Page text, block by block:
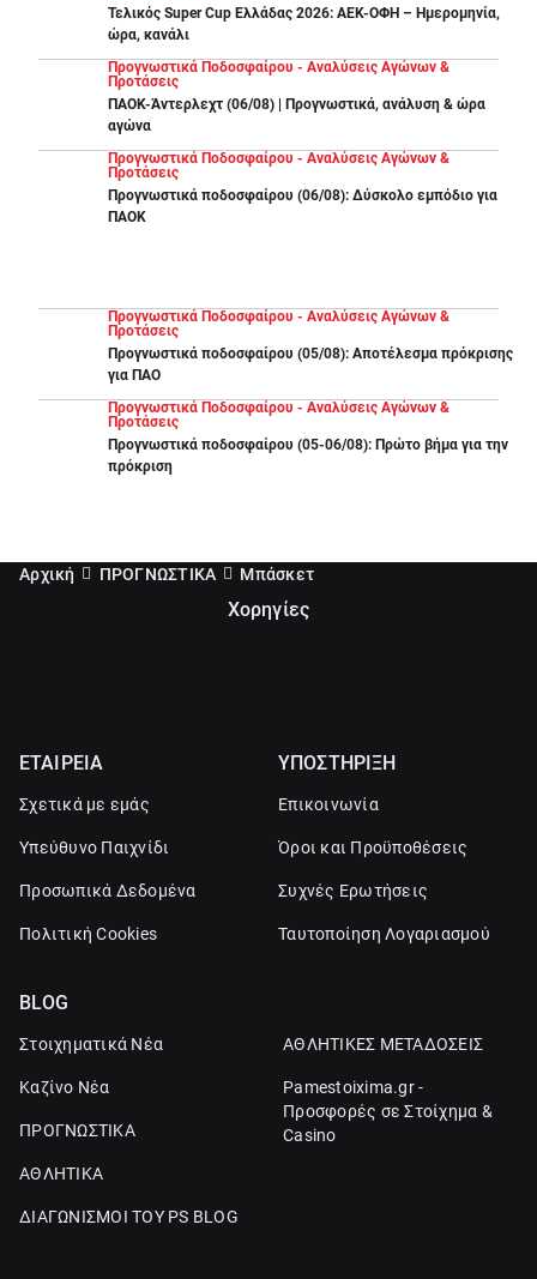
Τελικός Super Cup Ελλάδας 2026: ΑΕΚ-ΟΦΗ – Ημερομηνία,
ώρα, κανάλι
Προγνωστικά Ποδοσφαίρου - Αναλύσεις Αγώνων &
Προτάσεις
ΠΑΟΚ-Άντερλεχτ (06/08) | Προγνωστικά, ανάλυση & ώρα
αγώνα
Προγνωστικά Ποδοσφαίρου - Αναλύσεις Αγώνων &
Προτάσεις
Προγνωστικά ποδοσφαίρου (06/08): Δύσκολο εμπόδιο για
ΠΑΟΚ
Προγνωστικά Ποδοσφαίρου - Αναλύσεις Αγώνων &
Προτάσεις
Προγνωστικά ποδοσφαίρου (05/08): Αποτέλεσμα πρόκρισης
για ΠΑΟ
Προγνωστικά Ποδοσφαίρου - Αναλύσεις Αγώνων &
Προτάσεις
Προγνωστικά ποδοσφαίρου (05-06/08): Πρώτο βήμα για την
πρόκριση
Αρχική ΠΡΟΓΝΩΣΤΙΚΑ Μπάσκετ
Χορηγίες
ΕΤΑΙΡΕΙΑ
Σχετικά με εμάς
Υπεύθυνο Παιχνίδι
Προσωπικά Δεδομένα
Πολιτική Cookies
ΥΠΟΣΤΗΡΙΞΗ
Επικοινωνία
Όροι και Προϋποθέσεις
Συχνές Ερωτήσεις
Ταυτοποίηση Λογαριασμού
BLOG
Στοιχηματικά Νέα
Καζίνο Νέα
ΠΡΟΓΝΩΣΤΙΚΑ
ΑΘΛΗΤΙΚΑ
ΔΙΑΓΩΝΙΣΜΟΙ ΤΟΥ PS BLOG
ΑΘΛΗΤΙΚΕΣ ΜΕΤΑΔΟΣΕΙΣ
Pamestoixima.gr -
Προσφορές σε Στοίχημα &
Casino